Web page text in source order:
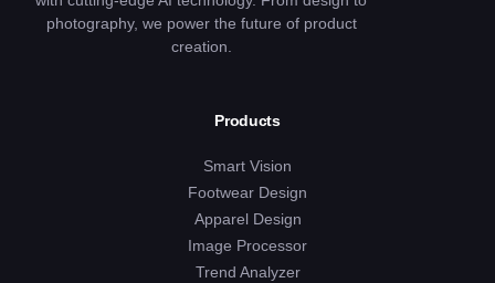
photography, we power the future of product
creation.
Products
Smart Vision
Footwear Design
Apparel Design
Image Processor
Trend Analyzer